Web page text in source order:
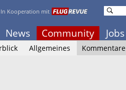
In Kooperation mit
News Community Jobs
Allgemeines Kommentare